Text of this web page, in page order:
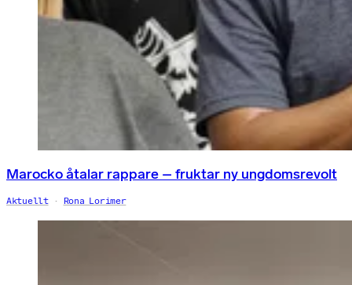
Marocko åtalar rappare – fruktar ny ungdomsrevolt
Aktuellt Rona Lorimer